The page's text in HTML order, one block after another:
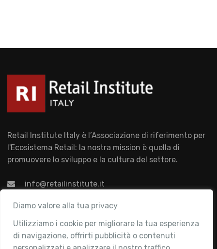
Diamo valore alla tua privacy
Utilizziamo i cookie per migliorare la tua esperienza
di navigazione, offrirti pubblicità o contenuti
Retail Institute Italy è l’Associazione di riferimento per
l'Ecosistema Retail: la nostra mission è quella di
promuovere lo sviluppo e la cultura del settore.
info@retailinstitute.it
Associazione
Chi siamo
Attività